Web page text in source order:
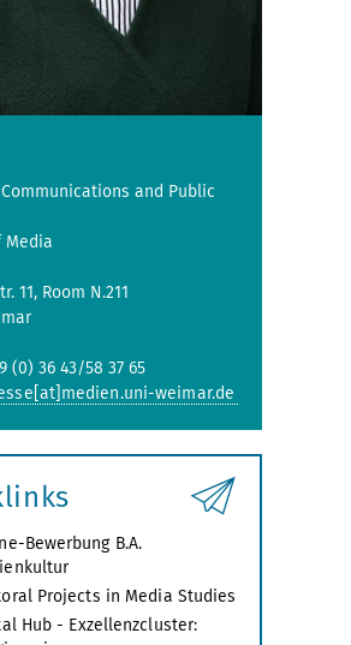
and Public
Media
11, Room N.211
(0) 36 43/58 37 65
weimar.de
Bewerbung B.A.
Projects in Media Studies
Hub - Exzellenzcluster: